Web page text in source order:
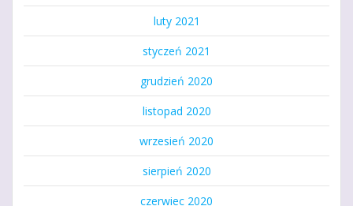
luty 2021
styczeń 2021
grudzień 2020
listopad 2020
wrzesień 2020
sierpień 2020
czerwiec 2020